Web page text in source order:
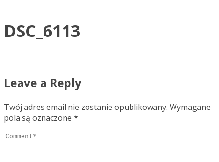
DSC_6113
Leave a Reply
Twój adres email nie zostanie opublikowany. Wymagane
pola są oznaczone *